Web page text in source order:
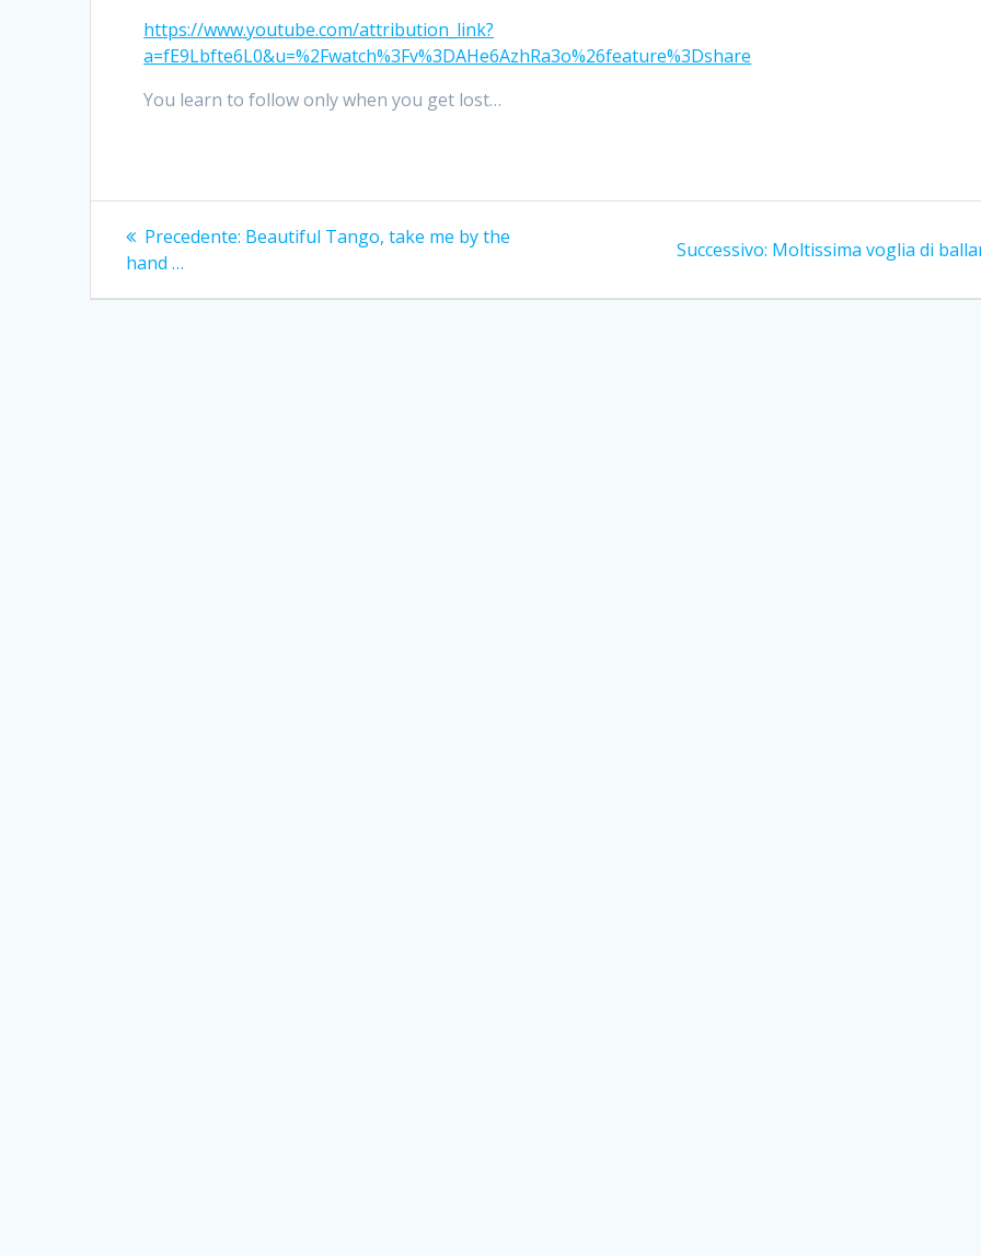
https://www.youtube.com/attribution_link?
a=fE9Lbfte6L0&u=%2Fwatch%3Fv%3DAHe6AzhRa3o%26feature%3Dshare
You learn to follow only when you get lost…
Navigazione
articoli
Precedente: Articolo
Beautiful Tango, take me by the
hand …
Successivo: Articolo
Moltissima voglia di